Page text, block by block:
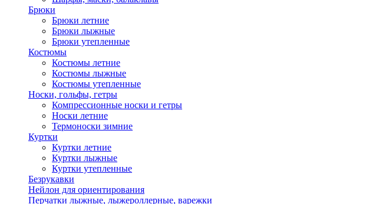
Брюки
Брюки летние
Брюки лыжные
Брюки утепленные
Костюмы
Костюмы летние
Костюмы лыжные
Костюмы утепленные
Носки, гольфы, гетры
Компрессионные носки и гетры
Носки летние
Термоноски зимние
Куртки
Куртки летние
Куртки лыжные
Куртки утепленные
Безрукавки
Нейлон для ориентирования
Перчатки лыжные, лыжероллерные, варежки